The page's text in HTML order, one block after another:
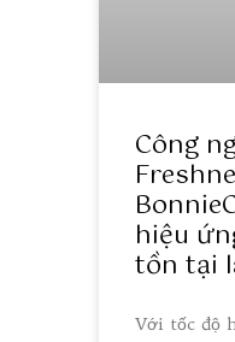
Công
hiệu
tồn tại
Với tốc độ